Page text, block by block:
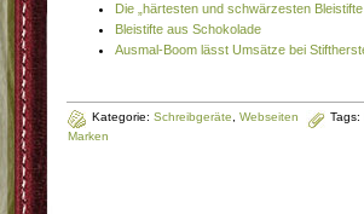
Die „härtesten und schwärzesten
Bleistifte aus Schokolade
Ausmal-Boom lässt Umsätze bei
Kategorie: Schreibgeräte Webseiten Tags:
Marken